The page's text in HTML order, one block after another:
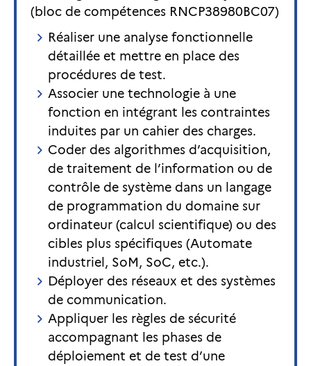
(bloc de compétences RNCP38980BC07)
Réaliser une analyse fonctionnelle
détaillée et mettre en place des
procédures de test.
Associer une technologie à une
fonction en intégrant les contraintes
induites par un cahier des charges.
Coder des algorithmes d’acquisition,
de traitement de l’information ou de
contrôle de système dans un langage
de programmation du domaine sur
ordinateur (calcul scientifique) ou des
cibles plus spécifiques (Automate
industriel, SoM, SoC, etc.).
Déployer des réseaux et des systèmes
de communication.
Appliquer les règles de sécurité
accompagnant les phases de
déploiement et de test d’une